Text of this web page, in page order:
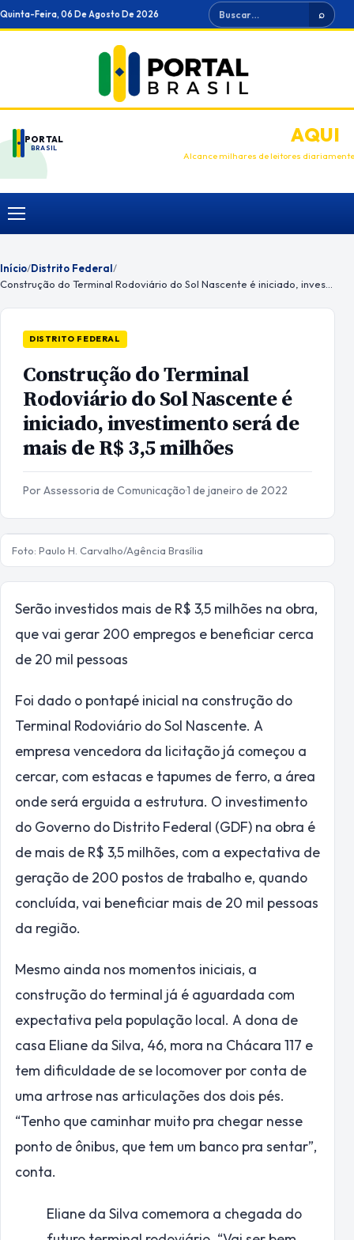
Ir
para
Quinta-Feira, 06 De Agosto De 2026 Buscar ⌕
PORTAL
BRASIL
ANUNCIEAQUI
Alcance milhares de leitores diariamente
Menu
Início/Distrito Federal/
DISTRITO FEDERAL
Construção do Terminal
Rodoviário do Sol Nascente é
iniciado, investimento será de
mais de R$ 3,5 milhões
Por Assessoria de Comunicação·1 de janeiro de 2022
Foto: Paulo H. Carvalho/Agência Brasília
Serão investidos mais de R$ 3,5 milhões na obra,
que vai gerar 200 empregos e beneficiar cerca
de 20 mil pessoas
Foi dado o pontapé inicial na construção do
Terminal Rodoviário do Sol Nascente. A
empresa vencedora da licitação já começou a
cercar, com estacas e tapumes de ferro, a área
onde será erguida a estrutura. O investimento
do Governo do Distrito Federal (GDF) na obra é
de mais de R$ 3,5 milhões, com a expectativa de
geração de 200 postos de trabalho e, quando
concluída, vai beneficiar mais de 20 mil pessoas
da região.
Mesmo ainda nos momentos iniciais, a
construção do terminal já é aguardada com
expectativa pela população local. A dona de
casa Eliane da Silva, 46, mora na Chácara 117 e
tem dificuldade de se locomover por conta de
uma artrose nas articulações dos dois pés.
“Tenho que caminhar muito pra chegar nesse
ponto de ônibus, que tem um banco pra sentar”,
conta.
Eliane da Silva comemora a chegada do